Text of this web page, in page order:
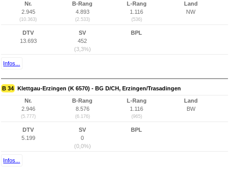
Nr.
2.945
(10.363)
B-Rang
4.893
(2.533)
L-Rang
1.116
(536)
Land
NW
DTV
13.693
SV
452
(3,3%)
BPL
Infos...
B 34 Klettgau-Erzingen (K 6570) - BG D/CH, Erzingen/Trasadingen
Nr.
2.946
(5.777)
B-Rang
8.576
(6.176)
L-Rang
1.116
(965)
Land
BW
DTV
5.199
SV
0
(0,0%)
BPL
Infos...